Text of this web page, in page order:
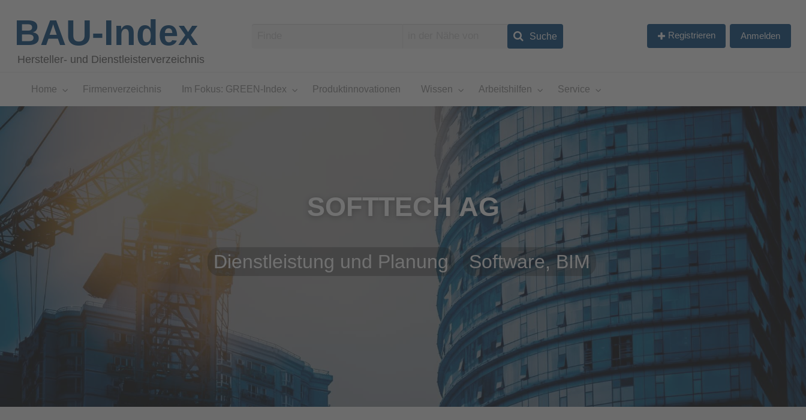
BAU-Index
Hersteller- und Dienstleisterverzeichnis
Registrieren Anmelden
Home Firmenverzeichnis Im Fokus: GREEN-Index Produktinnovationen Wissen Arbeitshilfen Service
SOFTTECH AG
Dienstleistung und Planung Software, BIM